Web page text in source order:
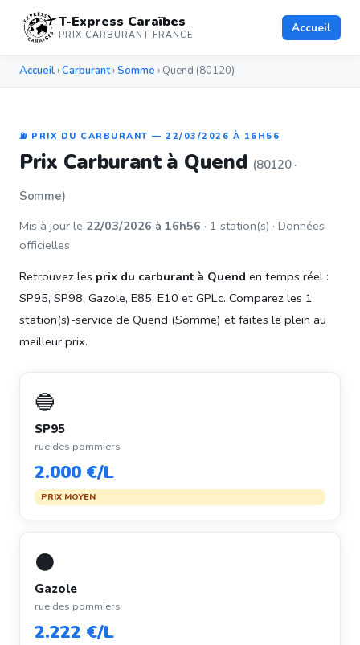
T-Express Caraïbes
PRIX CARBURANT FRANCE Accueil
Accueil ›Carburant›Somme › Quend (80120)
⛽ PRIX DU CARBURANT — 22/03/2026 À 16H56
Prix Carburant à Quend (80120 ·
Somme)
Mis à jour le 22/03/2026 à 16h56 · 1 station(s) · Données
officielles
Retrouvez les prix du carburant à Quend en temps réel :
SP95, SP98, Gazole, E85, E10 et GPLc. Comparez les 1
station(s)-service de Quend (Somme) et faites le plein au
meilleur prix.
🔵
SP95
rue des pommiers
2.000 €/L
PRIX MOYEN
⚫
Gazole
rue des pommiers
2.222 €/L